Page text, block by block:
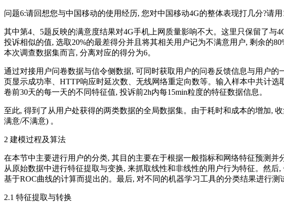
问题6:请回想您与中国移动的使用经历, 您对中国移动4G的整体表现打几分?请
其中第4、5题反映的满意度结果对4G手机上网质量影响不大。这里只保留了
投诉相似的值, 选取20%的最差得分并且将其相关用户记为不满意用户, 剩余
本次调查数据集而言, 分离对应的得分为6。
通过对接用户问卷数据与信令侧数据, 可同时获取用户的问卷反馈信息与用户
页显示成功率、HTTP响应时延次数、无线网络重定向数等。输入样本中共计
卷前30天的每一天的不同特征值, 投诉前2h内每15min粒度的特征数据信息。
至此, 得到了从用户处获得的两类数据的全局数据集。由于耗时和成本的增加,
满意/不满意) 。
2 建模过程及算法
在本节中主要进行用户的分类, 其目的主要在于根据一般指标和网络特征预测
从原始数据中进行特征提取与变换, 来抓取线性和非线性的用户行为特征。然
基于ROC曲线的计算而提出的。最后, 对不同的机器学习工具的分类结果进行测
2.1 特征提取与转换